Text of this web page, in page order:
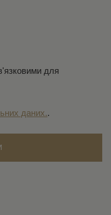
для
даних..